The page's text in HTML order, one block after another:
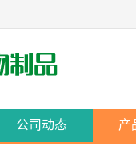
公司动态 产